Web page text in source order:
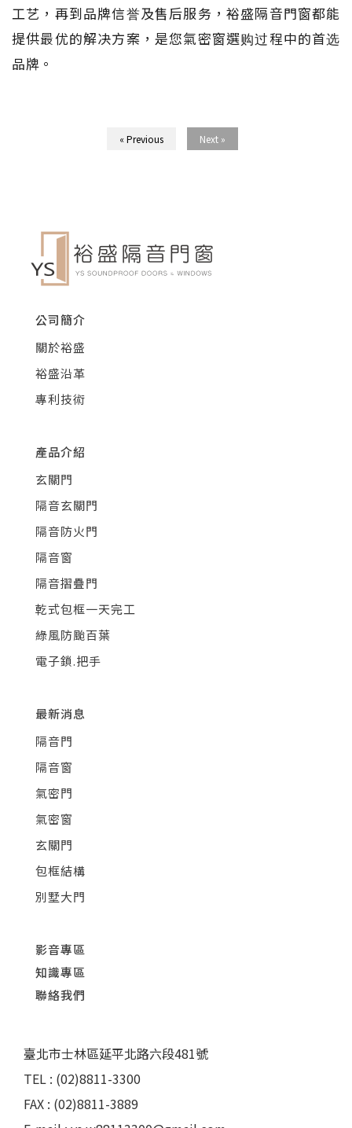
工艺，再到品牌信誉及售后服务，裕盛隔音門窗都能
提供最优的解决方案，是您氣密窗選购过程中的首选
品牌。
« Previous Next »
公司簡介
關於裕盛
裕盛沿革
專利技術
產品介紹
玄關門
隔音玄關門
隔音防火門
隔音窗
隔音摺疊門
乾式包框一天完工
綠風防颱百葉
電子鎖.把手
最新消息
隔音門
隔音窗
氣密門
氣密窗
玄關門
包框結構
別墅大門
影音專區
知識專區
聯絡我們
臺北市士林區延平北路六段481號
TEL : (02)8811-3300
FAX : (02)8811-3889